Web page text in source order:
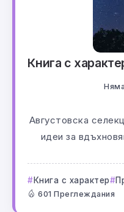
Книга с
Августовска
идеи за
Книга с характер
601 Преглеждания